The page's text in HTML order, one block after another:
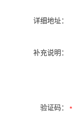
详细地址：
补充说明：
验证码：